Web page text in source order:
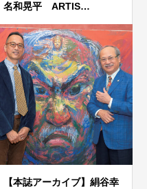
名和晃平 ARTIS…
【本誌アーカイブ】絹谷幸